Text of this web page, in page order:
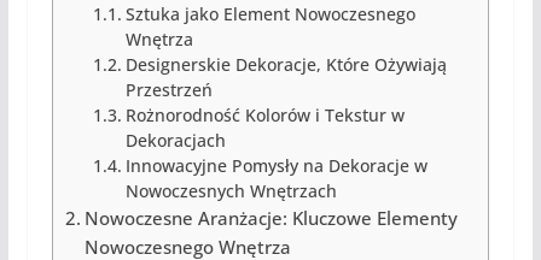
Sztuka jako Element Nowoczesnego
Wnętrza
Designerskie Dekoracje, Które Ożywiają
Przestrzeń
Rożnorodność Kolorów i Tekstur w
Dekoracjach
Innowacyjne Pomysły na Dekoracje w
Nowoczesnych Wnętrzach
Nowoczesne Aranżacje: Kluczowe Elementy
Nowoczesnego Wnętrza